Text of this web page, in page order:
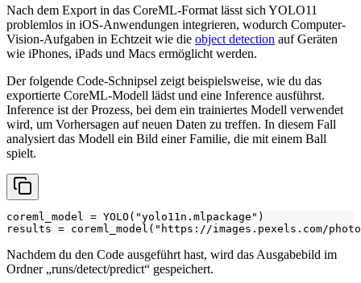
Nach dem Export in das CoreML-Format lässt sich YOLO11
problemlos in iOS-Anwendungen integrieren, wodurch Computer-
Vision-Aufgaben in Echtzeit wie die object detection auf Geräten
wie iPhones, iPads und Macs ermöglicht werden.
Der folgende Code-Schnipsel zeigt beispielsweise, wie du das
exportierte CoreML-Modell lädst und eine Inference ausführst.
Inference ist der Prozess, bei dem ein trainiertes Modell verwendet
wird, um Vorhersagen auf neuen Daten zu treffen. In diesem Fall
analysiert das Modell ein Bild einer Familie, die mit einem Ball
spielt.
coreml_model = YOLO("yolo11n.mlpackage")
results = coreml_model("https://images.pexels.com/
Nachdem du den Code ausgeführt hast, wird das Ausgabebild im
Ordner „runs/detect/predict“ gespeichert.